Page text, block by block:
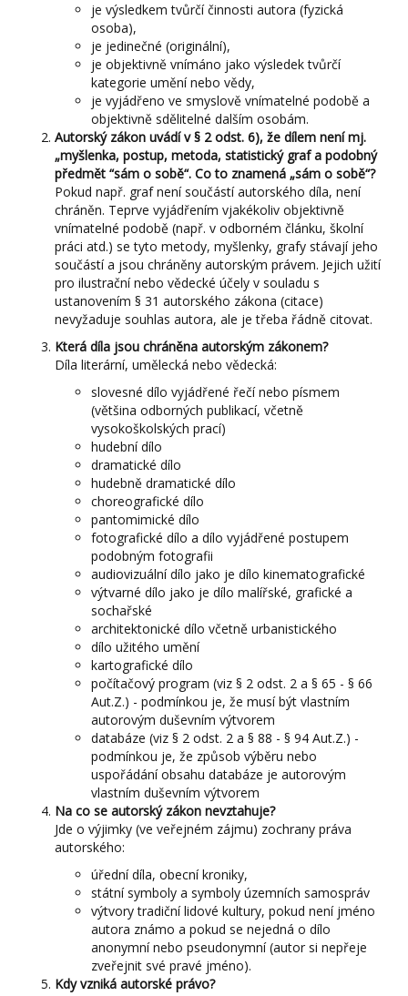
je výsledkem tvůrčí činnosti autora (fyzická
osoba),
je jedinečné (originální),
je objektivně vnímáno jako výsledek tvůrčí
kategorie umění nebo vědy,
je vyjádřeno ve smyslově vnímatelné podobě a
objektivně sdělitelné dalším osobám.
Autorský zákon uvádí v § 2 odst. 6), že dílem není mj.
„myšlenka, postup, metoda, statistický graf a podobný
předmět “sám o sobě“. Co to znamená „sám o sobě“?
Pokud např. graf není součástí autorského díla, není
chráněn. Teprve vyjádřením vjakékoliv objektivně
vnímatelné podobě (např. v odborném článku, školní
práci atd.) se tyto metody, myšlenky, grafy stávají jeho
součástí a jsou chráněny autorským právem. Jejich užití
pro ilustrační nebo vědecké účely v souladu s
ustanovením § 31 autorského zákona (citace)
nevyžaduje souhlas autora, ale je třeba řádně citovat.
Která díla jsou chráněna autorským zákonem?
Díla literární, umělecká nebo vědecká:
slovesné dílo vyjádřené řečí nebo písmem
(většina odborných publikací, včetně
vysokoškolských prací)
hudební dílo
dramatické dílo
hudebně dramatické dílo
choreografické dílo
pantomimické dílo
fotografické dílo a dílo vyjádřené postupem
podobným fotografii
audiovizuální dílo jako je dílo kinematografické
výtvarné dílo jako je dílo malířské, grafické a
sochařské
architektonické dílo včetně urbanistického
dílo užitého umění
kartografické dílo
počítačový program (viz § 2 odst. 2 a § 65 - § 66
Aut.Z.) - podmínkou je, že musí být vlastním
autorovým duševním výtvorem
databáze (viz § 2 odst. 2 a § 88 - § 94 Aut.Z.) -
podmínkou je, že způsob výběru nebo
uspořádání obsahu databáze je autorovým
vlastním duševním výtvorem
Na co se autorský zákon nevztahuje?
Jde o výjimky (ve veřejném zájmu) zochrany práva
autorského:
úřední díla, obecní kroniky,
státní symboly a symboly územních samospráv
výtvory tradiční lidové kultury, pokud není jméno
autora známo a pokud se nejedná o dílo
anonymní nebo pseudonymní (autor si nepřeje
zveřejnit své pravé jméno).
Kdy vzniká autorské právo?